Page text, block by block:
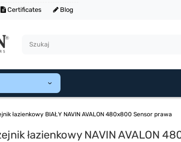
Certificates Blog
łazienkowy BIAŁY NAVIN AVALON 480х800 Sensor prawa
łazienkowy NAVIN AVALON